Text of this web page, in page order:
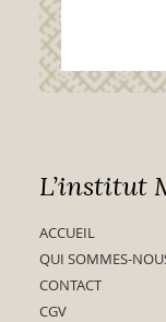
L’institut
ACCUEIL
QUI SOMMES-
CONTACT
CGV